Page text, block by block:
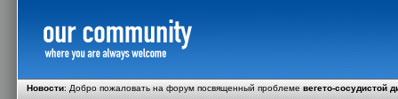
Новости:Добро пожаловать на форум посвященный проблемевегето-сосудистой